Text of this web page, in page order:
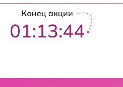
Конец акции
01:13:43